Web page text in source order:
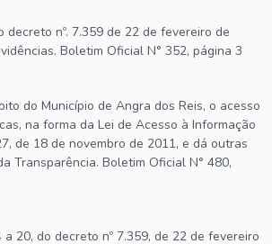
nº. 7.359 de 22 de fevereiro de
Boletim Oficial N° 352, página 3
do Município de Angra dos Reis, o acesso
na forma da Lei de Acesso à Informação
de 18 de novembro de 2011, e dá outras
Transparência. Boletim Oficial N° 480,
20, do decreto nº 7.359, de 22 de fevereiro